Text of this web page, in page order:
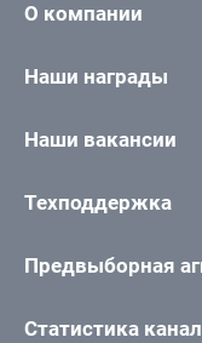
О компании
Наши награды
Наши вакансии
Техподдержка
Предвыборная
Статистика